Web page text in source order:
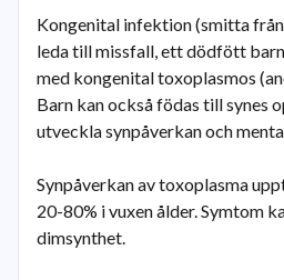
Kongenital infektion (smitta
leda till missfall, ett dödfött
med kongenital toxoplasmos
Barn kan också födas till synes
utveckla synpåverkan och
Synpåverkan av toxoplasma
20-80% i vuxen ålder. Symtom
dimsynthet.